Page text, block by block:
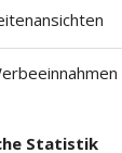
Statistik